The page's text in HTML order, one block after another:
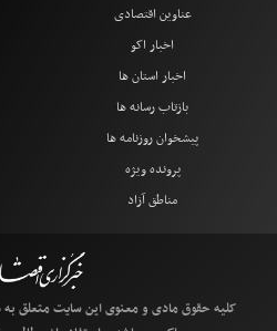
عناوین اقتصادی
اخبار اکو
اخبار استان ها
بازتاب رسانه ها
پیشخوان روزنامه ها
پرونده ویژه
مناطق آزاد
کلیه حقوق مادی و معنوی این سایت متعلق